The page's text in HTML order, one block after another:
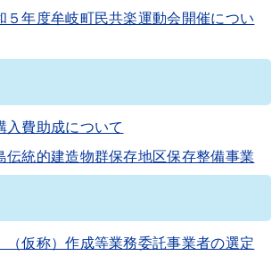
５年度牟岐町民共楽運動会開催につい
入費助成について
伝統的建造物群保存地区保存整備事業
（仮称）作成等業務委託事業者の選定